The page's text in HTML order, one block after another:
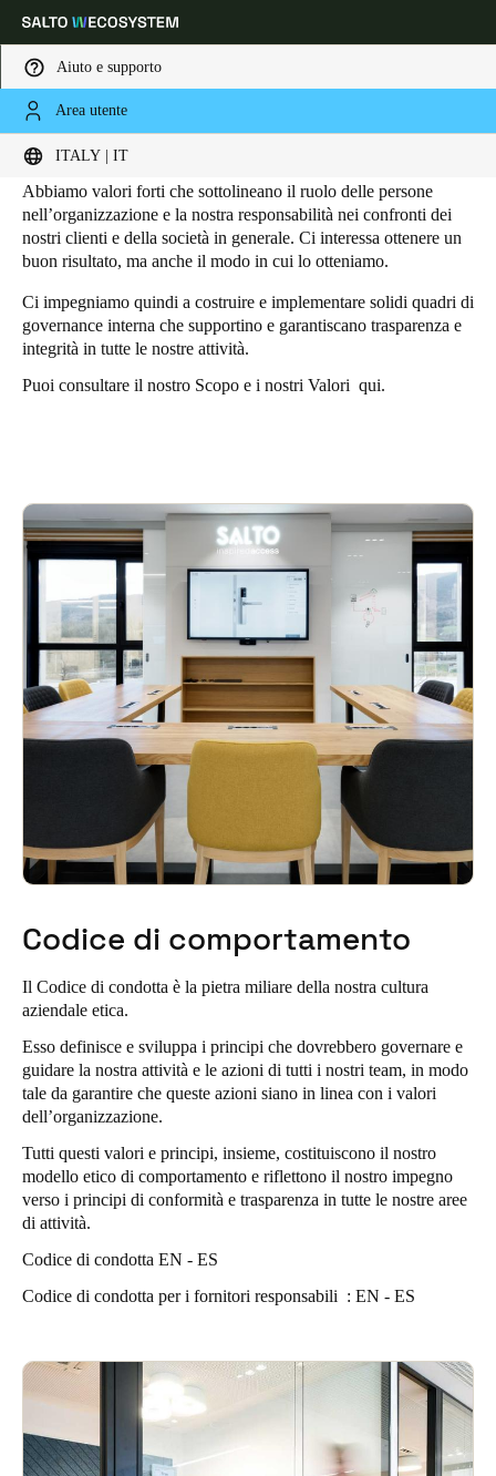
Aiuto e supporto
Area utente
ITALY | IT
Scegli la tua posizione e le impostazioni della lingua
Global North America
Germany
Deutsch
United Kingdom
English
Ireland
English
France
Français
Belgium
FrançaisNederlandsEnglish
Spain
Portugal
Português
Italy
Italiano
Russia
Russian
Poland
Polski
Čeština
Denmark
DanskereEnglish
HOME SOSTENIBILITÀ - GOVERNANCE
Governance
Abbiamo valori forti che sottolineano il ruolo delle persone
nell’organizzazione e la nostra responsabilità nei confronti dei
nostri clienti e della società in generale. Ci interessa ottenere un
buon risultato, ma anche il modo in cui lo otteniamo.
Ci impegniamo quindi a costruire e implementare solidi quadri di
governance interna che supportino e garantiscano trasparenza e
integrità in tutte le nostre attività.
Puoi consultare il nostro Scopo e i nostri Valori qui.
Codice di comportamento
Il Codice di condotta è la pietra miliare della nostra cultura
aziendale etica.
Esso definisce e sviluppa i principi che dovrebbero governare e
guidare la nostra attività e le azioni di tutti i nostri team, in modo
tale da garantire che queste azioni siano in linea con i valori
dell’organizzazione.
Tutti questi valori e principi, insieme, costituiscono il nostro
modello etico di comportamento e riflettono il nostro impegno
verso i principi di conformità e trasparenza in tutte le nostre aree
di attività.
Codice di condotta EN - ES
Codice di condotta per i fornitori responsabili : EN - ES